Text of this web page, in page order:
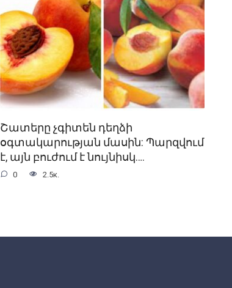
Շատերը չգիտեն դեղձի
օգտակարության մասին: Պարզվում
է, այն բուժում է նույնիսկ….
0 2.5к.